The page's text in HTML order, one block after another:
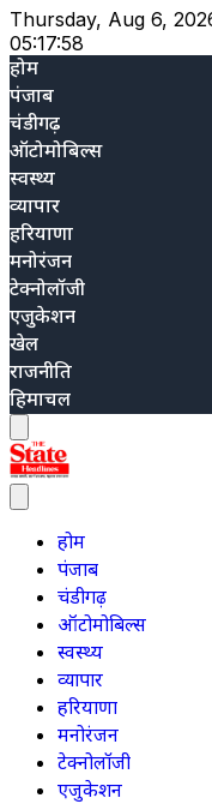
Thursday, Aug 6,
05:17:59
होम
पंजाब
चंडीगढ़
ऑटोमोबिल्स
स्वस्थ्य
व्यापार
हरियाणा
मनोरंजन
टेक्नोलॉजी
एजुकेशन
खेल
राजनीति
हिमाचल
होम
पंजाब
चंडीगढ़
ऑटोमोबिल्स
स्वस्थ्य
व्यापार
हरियाणा
मनोरंजन
टेक्नोलॉजी
एजुकेशन